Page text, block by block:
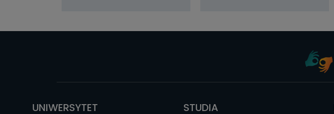
UNIWERSYTET STUDIA